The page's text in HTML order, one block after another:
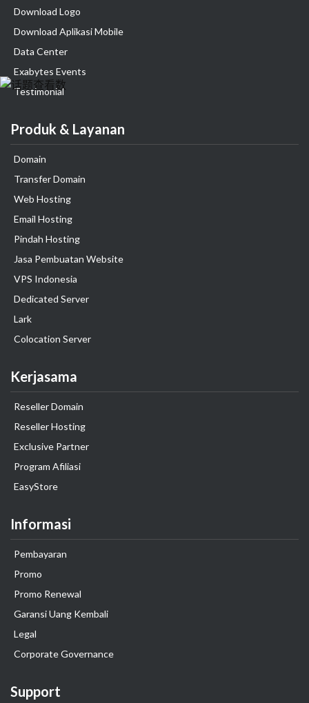
Download Logo
Download Aplikasi Mobile
Data Center
Exabytes Events
Testimonial
Produk & Layanan
Domain
Transfer Domain
Web Hosting
Email Hosting
Pindah Hosting
Jasa Pembuatan Website
VPS Indonesia
Dedicated Server
Lark
Colocation Server
Kerjasama
Reseller Domain
Reseller Hosting
Exclusive Partner
Program Afiliasi
EasyStore
Informasi
Pembayaran
Promo
Promo Renewal
Garansi Uang Kembali
Legal
Corporate Governance
Support